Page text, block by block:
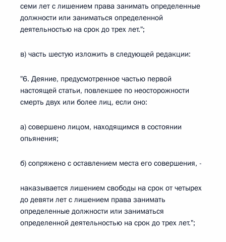
семи лет с лишением права занимать определенные
должности или заниматься определенной
деятельностью на срок до трех лет.";
в) часть шестую изложить в следующей редакции:
"6. Деяние, предусмотренное частью первой
настоящей статьи, повлекшее по неосторожности
смерть двух или более лиц, если оно:
а) совершено лицом, находящимся в состоянии
опьянения;
б) сопряжено с оставлением места его совершения, -
наказывается лишением свободы на срок от четырех
до девяти лет с лишением права занимать
определенные должности или заниматься
определенной деятельностью на срок до трех лет.";